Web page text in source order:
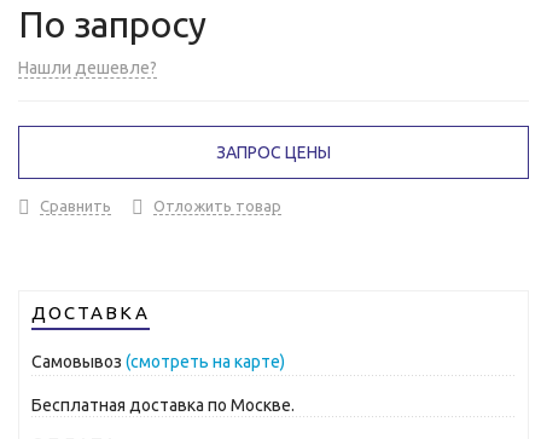
По запросу
Нашли дешевле?
ЗАПРОС ЦЕНЫ
Сравнить Отложить товар
ДОСТАВКА
Самовывоз (смотреть на карте)
Бесплатная доставка по Москве.